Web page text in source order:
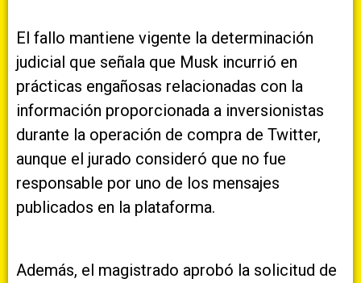
El fallo mantiene vigente la determinación
judicial que señala que Musk incurrió en
prácticas engañosas relacionadas con la
información proporcionada a inversionistas
durante la operación de compra de Twitter,
aunque el jurado consideró que no fue
responsable por uno de los mensajes
publicados en la plataforma.
Además, el magistrado aprobó la solicitud de